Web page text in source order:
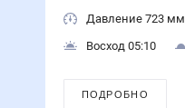
Давление 723 мм
Восход 05:10
ПОДРОБНО